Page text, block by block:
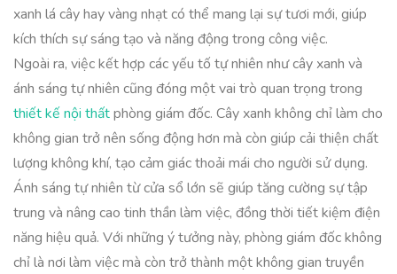
xanh lá cây hay vàng nhạt có thể mang lại sự tươi mới, giúp
kích thích sự sáng tạo và năng động trong công việc.
Ngoài ra, việc kết hợp các yếu tố tự nhiên như cây xanh và
ánh sáng tự nhiên cũng đóng một vai trò quan trọng trong
thiết kế nội thấtphòng giám đốc. Cây xanh không chỉ làm cho
không gian trở nên sống động hơn mà còn giúp cải thiện chất
lượng không khí, tạo cảm giác thoải mái cho người sử dụng.
Ánh sáng tự nhiên từ cửa sổ lớn sẽ giúp tăng cường sự tập
trung và nâng cao tinh thần làm việc, đồng thời tiết kiệm điện
năng hiệu quả. Với những ý tưởng này, phòng giám đốc không
chỉ là nơi làm việc mà còn trở thành một không gian truyền